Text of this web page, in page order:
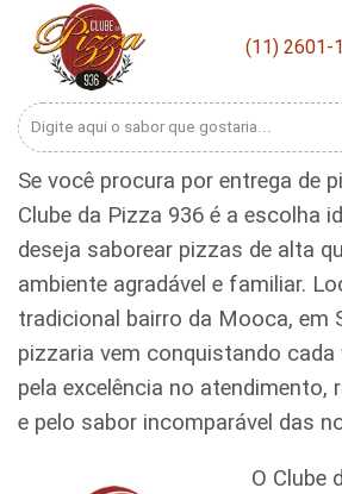
(11) 2601-
Search
Se você procura por entrega de
Clube da Pizza 936 é a escolha
deseja saborear pizzas de alta
ambiente agradável e familiar.
tradicional bairro da Mooca, em
pizzaria vem conquistando
pela excelência no atendimento,
e pelo sabor incomparável das
O Clube